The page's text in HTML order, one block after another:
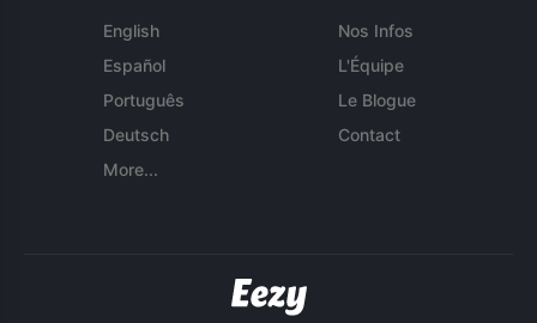
English
Español
Português
Deutsch
More...
Nos Infos
L'Équipe
Le Blogue
Contact